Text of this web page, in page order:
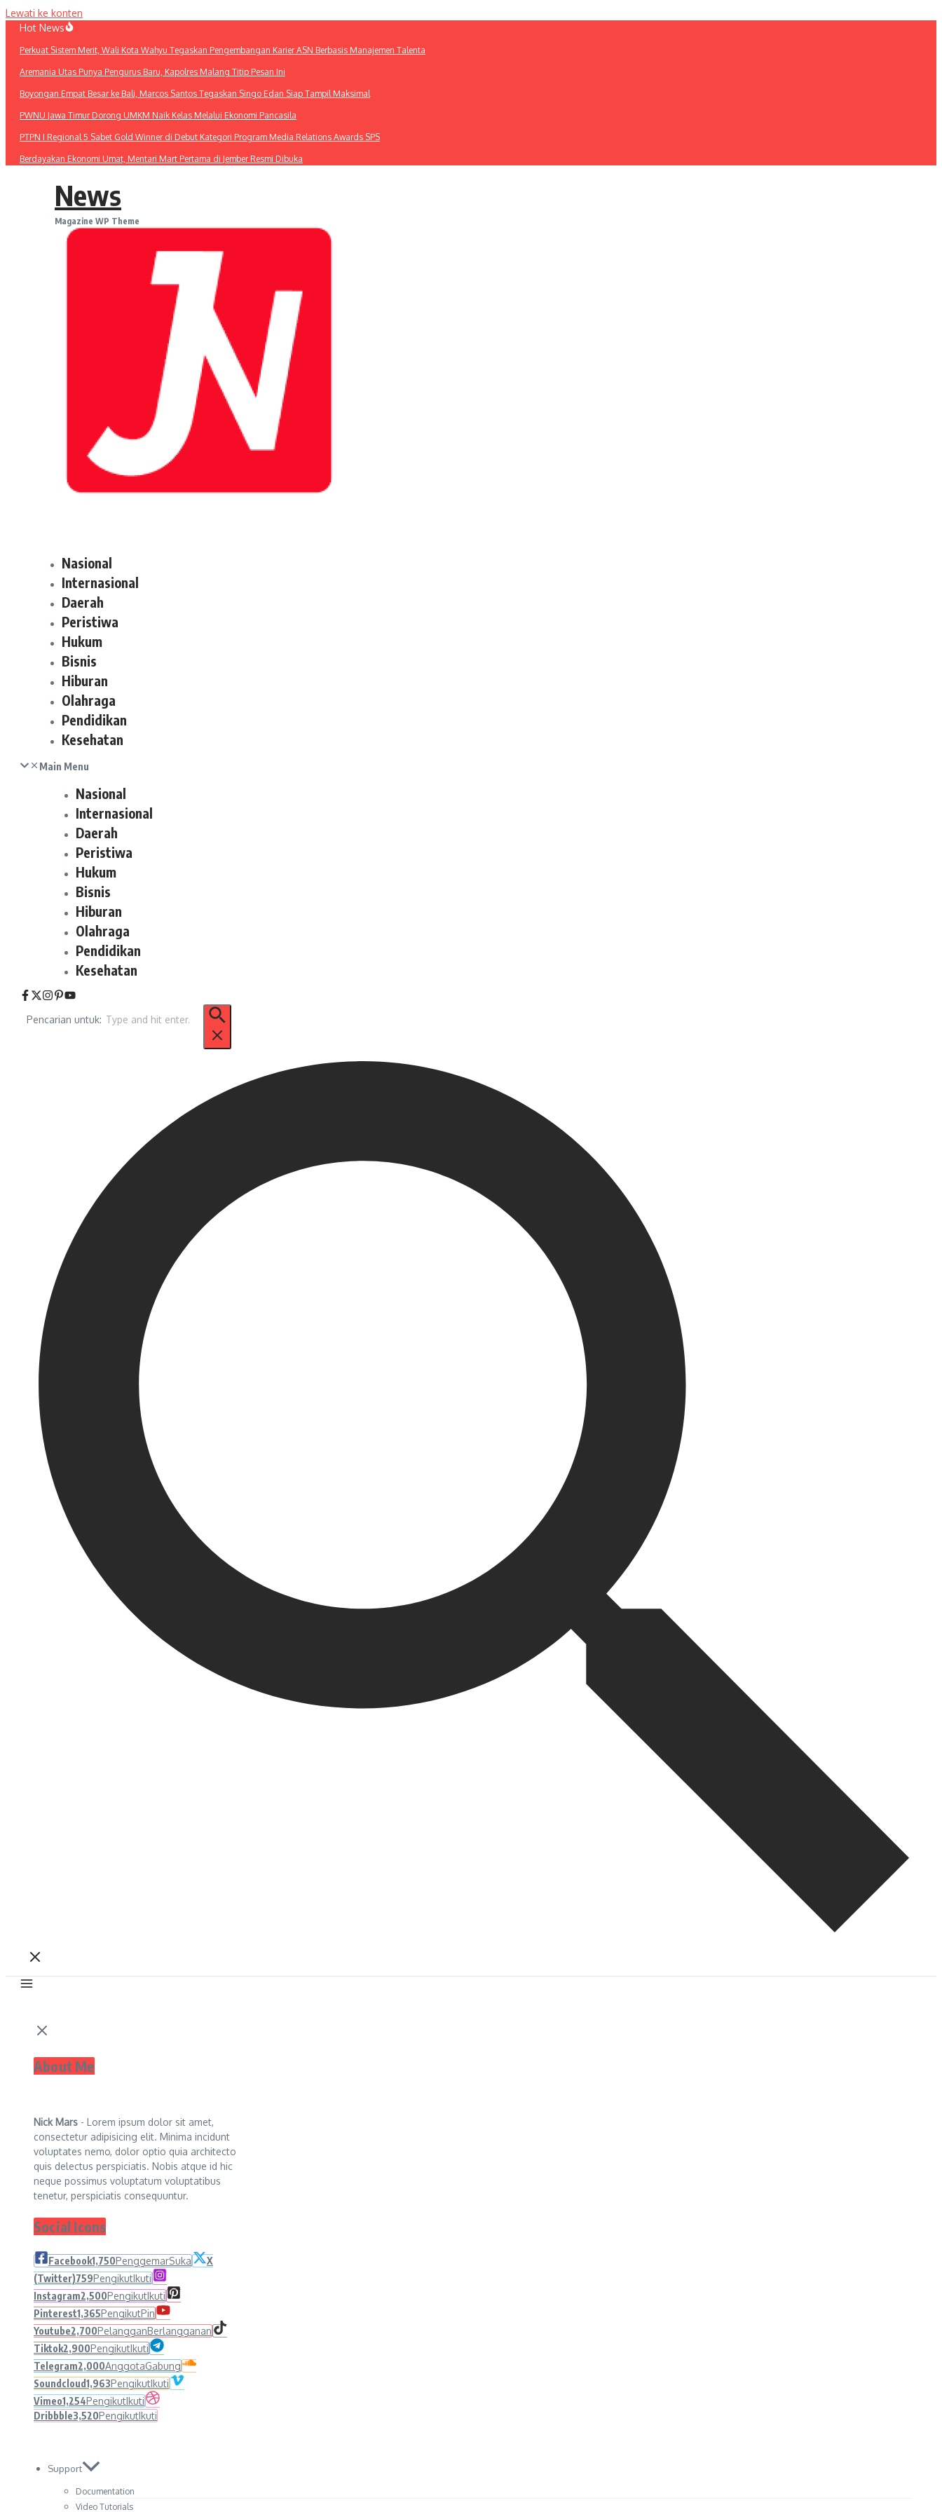
Lewati ke konten
Hot News
Perkuat Sistem Merit, Wali Kota Wahyu Tegaskan Pengembangan Karier ASN Berbasis Manajemen Talenta
Aremania Utas Punya Pengurus Baru, Kapolres Malang Titip Pesan Ini
Boyongan Empat Besar ke Bali, Marcos Santos Tegaskan Singo Edan Siap Tampil Maksimal
PWNU Jawa Timur Dorong UMKM Naik Kelas Melalui Ekonomi Pancasila
PTPN I Regional 5 Sabet Gold Winner di Debut Kategori Program Media Relations Awards SPS
Berdayakan Ekonomi Umat, Mentari Mart Pertama di Jember Resmi Dibuka
News
Magazine WP Theme
Nasional
Internasional
Daerah
Peristiwa
Hukum
Bisnis
Hiburan
Olahraga
Pendidikan
Kesehatan
Main Menu
Nasional
Internasional
Daerah
Peristiwa
Hukum
Bisnis
Hiburan
Olahraga
Pendidikan
Kesehatan
Pencarian untuk:
About Me
Nick Mars - Lorem ipsum dolor sit amet,
consectetur adipisicing elit. Minima incidunt
voluptates nemo, dolor optio quia architecto
quis delectus perspiciatis. Nobis atque id hic
neque possimus voluptatum voluptatibus
tenetur, perspiciatis consequuntur.
Social Icons
Facebook1,750PenggemarSuka
X
(Twitter)759PengikutIkuti
Instagram2,500PengikutIkuti
Pinterest1,365PengikutPin
Youtube2,700PelangganBerlangganan
Tiktok2,900PengikutIkuti
Telegram2,000AnggotaGabung
Soundcloud1,963PengikutIkuti
Vimeo1,254PengikutIkuti
Dribbble3,520PengikutIkuti
Support
Documentation
Video Tutorials